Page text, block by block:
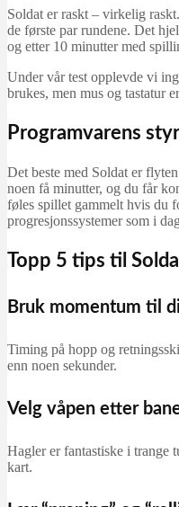
Soldat er raskt – virkelig
de første par rundene. Det
og etter 10 minutter med
Under vår test opplevde vi
brukes, men mus og tastatur
Programvarens
Det beste med Soldat er
noen få minutter, og du får
føles spillet gammelt hvis du
progresjonssystemer som i
Topp 5 tips til
Bruk momentum til
Timing på hopp og
enn noen sekunder.
Velg våpen etter
Hagler er fantastiske i trange
kart.